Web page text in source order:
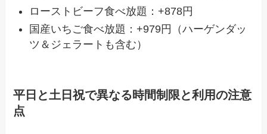
ローストビーフ食べ放題：+878円
国産いちご食べ放題：+979円（ハーゲンダッ
ツ＆ジェラートも含む）
平日と土日祝で異なる時間制限と利用の注意
点